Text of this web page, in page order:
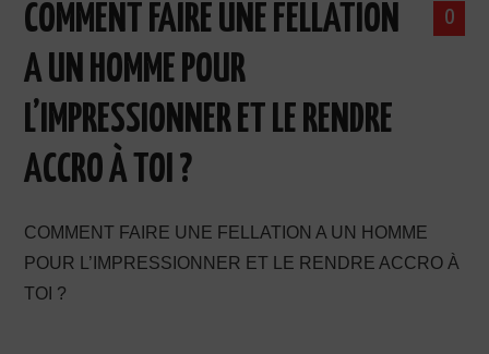
A PROPOS
COURS DE SEXE
0
COMMENT FAIRE UNE FELLATION
A UN HOMME POUR
L’IMPRESSIONNER ET LE RENDRE
ACCRO À TOI ?
COMMENT FAIRE UNE FELLATION A UN HOMME
POUR L’IMPRESSIONNER ET LE RENDRE ACCRO À
TOI ?